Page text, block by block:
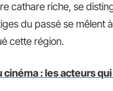
cathare riche, se
du passé se mêlent
cette région.
cinéma : les acteurs